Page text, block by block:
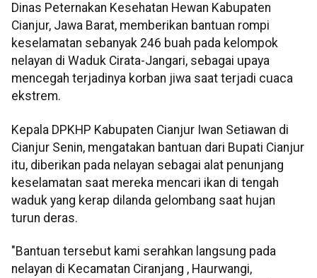
Dinas Peternakan Kesehatan Hewan Kabupaten
Cianjur, Jawa Barat, memberikan bantuan rompi
keselamatan sebanyak 246 buah pada kelompok
nelayan di Waduk Cirata-Jangari, sebagai upaya
mencegah terjadinya korban jiwa saat terjadi cuaca
ekstrem.
Kepala DPKHP Kabupaten Cianjur Iwan Setiawan di
Cianjur Senin, mengatakan bantuan dari Bupati Cianjur
itu, diberikan pada nelayan sebagai alat penunjang
keselamatan saat mereka mencari ikan di tengah
waduk yang kerap dilanda gelombang saat hujan
turun deras.
"Bantuan tersebut kami serahkan langsung pada
nelayan di Kecamatan Ciranjang , Haurwangi,